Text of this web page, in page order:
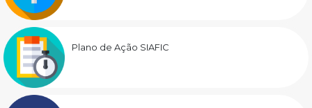
Plano de Ação SIAFIC